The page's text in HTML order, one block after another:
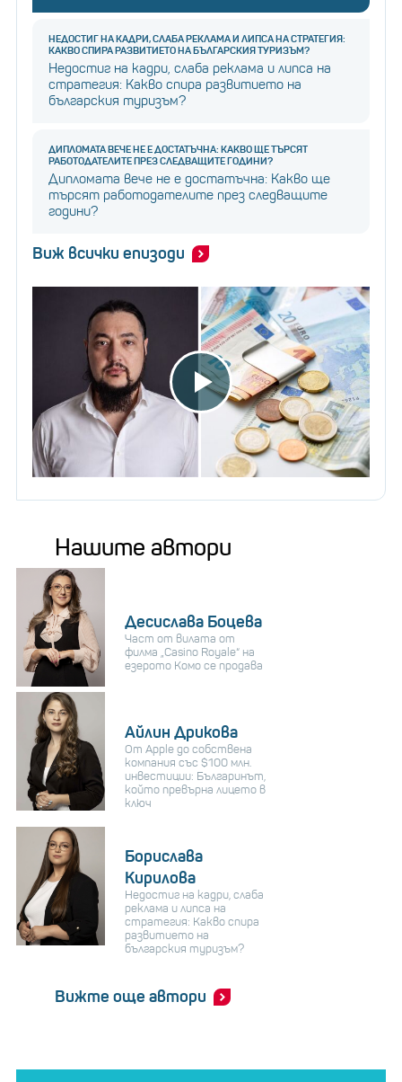
НЕДОСТИГ НА КАДРИ, СЛАБА РЕКЛАМА И ЛИПСА НА СТРАТЕГИЯ:
КАКВО СПИРА РАЗВИТИЕТО НА БЪЛГАРСКИЯ ТУРИЗЪМ?
Недостиг на кадри, слаба реклама и липса на
стратегия: Какво спира развитието на
българския туризъм?
ДИПЛОМАТА ВЕЧЕ НЕ Е ДОСТАТЪЧНА: КАКВО ЩЕ ТЪРСЯТ
РАБОТОДАТЕЛИТЕ ПРЕЗ СЛЕДВАЩИТЕ ГОДИНИ?
Дипломата вече не е достатъчна: Какво ще
търсят работодателите през следващите
години?
Виж всички епизоди
Нашите автори
Десислава Боцева
Част от вилата от
филма „Casino Royale“ на
езерото Комо се продава
Айлин Дрикова
От Apple до собствена
компания със $100 млн.
инвестиции: Българинът,
който превърна лицето в
ключ
Борислава
Кирилова
Недостиг на кадри, слаба
реклама и липса на
стратегия: Какво спира
развитието на
българския туризъм?
Вижте още автори